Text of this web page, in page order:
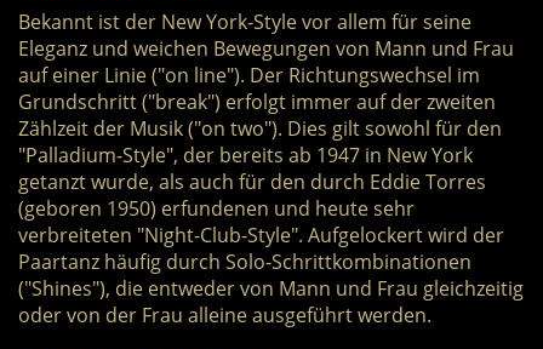
Bekannt ist der New York-Style vor allem für seine
Eleganz und weichen Bewegungen von Mann und Frau
auf einer Linie ("on line"). Der Richtungswechsel im
Grundschritt ("break") erfolgt immer auf der zweiten
Zählzeit der Musik ("on two"). Dies gilt sowohl für den
"Palladium-Style", der bereits ab 1947 in New York
getanzt wurde, als auch für den durch Eddie Torres
(geboren 1950) erfundenen und heute sehr
verbreiteten "Night-Club-Style". Aufgelockert wird der
Paartanz häufig durch Solo-Schrittkombinationen
("Shines"), die entweder von Mann und Frau gleichzeitig
oder von der Frau alleine ausgeführt werden.